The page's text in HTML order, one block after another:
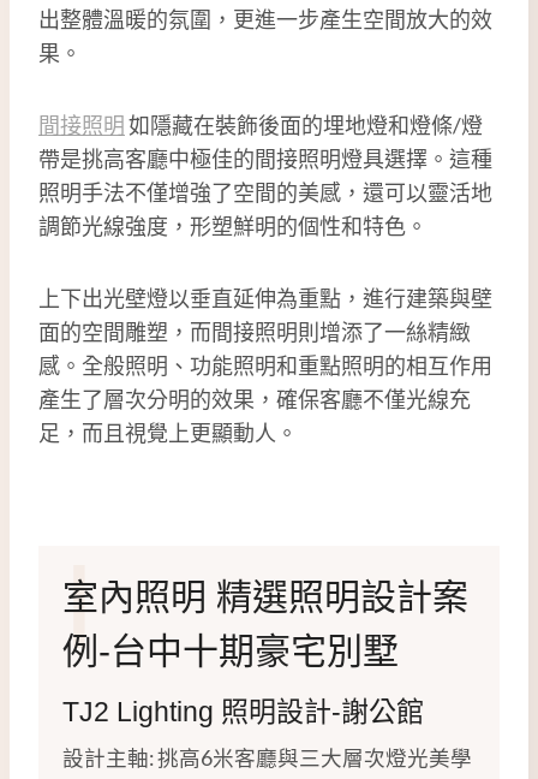
出整體溫暖的氛圍，更進一步產生空間放大的效
果。
間接照明如隱藏在裝飾後面的埋地燈和燈條/燈
帶是挑高客廳中極佳的間接照明燈具選擇。這種
照明手法不僅增強了空間的美感，還可以靈活地
調節光線強度，形塑鮮明的個性和特色。
上下出光壁燈以垂直延伸為重點，進行建築與壁
面的空間雕塑，而間接照明則增添了一絲精緻
感。全般照明、功能照明和重點照明的相互作用
產生了層次分明的效果，確保客廳不僅光線充
足，而且視覺上更顯動人。
I
室內照明 精選照明設計案
例 -台中十期豪宅別墅
TJ2 Lighting 照明設計-謝公館
設計主軸: 挑高6米客廳與三大層次燈光美學